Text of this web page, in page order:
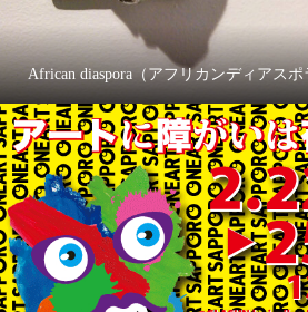
African diaspora（アフリカンディアスポ